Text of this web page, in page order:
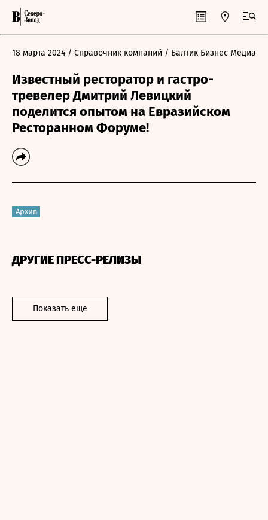
18 марта 2024 / Справочник компаний / Балтик Бизнес Медиа
Известный ресторатор и гастро-
тревелер Дмитрий Левицкий
поделится опытом на Евразийском
Ресторанном Форуме!
Архив
ДРУГИЕ ПРЕСС-РЕЛИЗЫ
Показать еще